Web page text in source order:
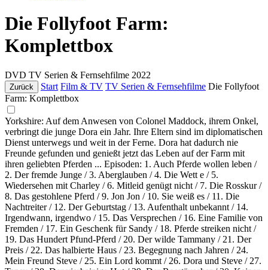
Die Follyfoot Farm:
Komplettbox
DVD TV Serien & Fernsehfilme 2022
Zurück Start Film & TV TV Serien & Fernsehfilme Die Follyfoot
Farm: Komplettbox
Yorkshire: Auf dem Anwesen von Colonel Maddock, ihrem Onkel,
verbringt die junge Dora ein Jahr. Ihre Eltern sind im diplomatischen
Dienst unterwegs und weit in der Ferne. Dora hat dadurch nie
Freunde gefunden und genießt jetzt das Leben auf der Farm mit
ihren geliebten Pferden ... Episoden: 1. Auch Pferde wollen leben /
2. Der fremde Junge / 3. Aberglauben / 4. Die Wett e / 5.
Wiedersehen mit Charley / 6. Mitleid genügt nicht / 7. Die Rosskur /
8. Das gestohlene Pferd / 9. Jon Jon / 10. Sie weiß es / 11. Die
Nachtreiter / 12. Der Geburtstag / 13. Aufenthalt unbekannt / 14.
Irgendwann, irgendwo / 15. Das Versprechen / 16. Eine Familie von
Fremden / 17. Ein Geschenk für Sandy / 18. Pferde streiken nicht /
19. Das Hundert Pfund-Pferd / 20. Der wilde Tammany / 21. Der
Preis / 22. Das halbierte Haus / 23. Begegnung nach Jahren / 24.
Mein Freund Steve / 25. Ein Lord kommt / 26. Dora und Steve / 27.